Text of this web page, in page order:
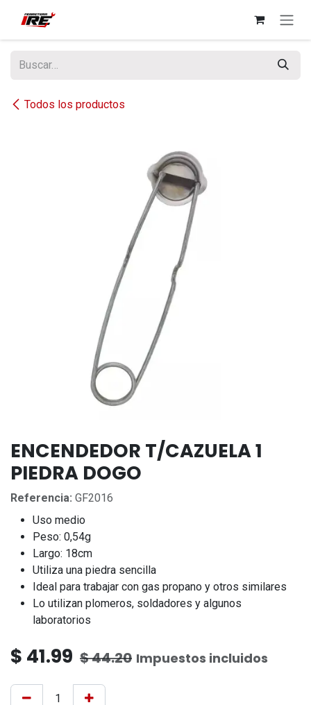
Todos los productos
ENCENDEDOR T/CAZUELA 1
PIEDRA DOGO
Referencia: GF2016
Uso medio
Peso: 0,54g
Largo: 18cm
Utiliza una piedra sencilla
Ideal para trabajar con gas propano y otros similares
Lo utilizan plomeros, soldadores y algunos
laboratorios
$ 41.99 $44.20 Impuestos incluidos